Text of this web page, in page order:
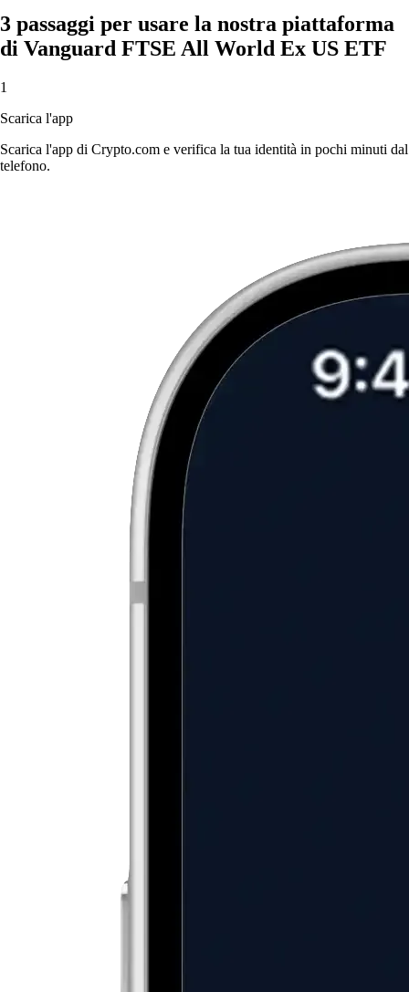
3 passaggi per usare la nostra piattaforma
di Vanguard FTSE All World Ex US ETF
1
Scarica l'app
Scarica l'app di Crypto.com e verifica la tua identità in pochi minuti dal
telefono.